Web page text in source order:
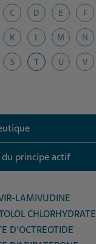
C D E F
K L M N
S T U V
principe actif
LAMIVUDINE
CHLORHYDRATE
D'OCTREOTIDE